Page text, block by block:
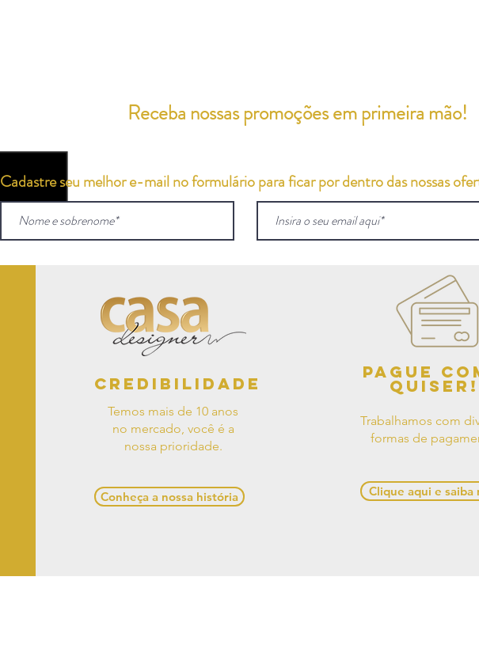
Cadastre seu melhor e-mail no formulário para ficar por dentro das nossas
Receba nossas promoções em primeira mão!
Credibilidade
Temos mais de 10 anos
no mercado, você é a
nossa prioridade.
Conheça a nossa história
Pague
quiser!
Trabalhamos com
formas de
Clique aqui e saiba